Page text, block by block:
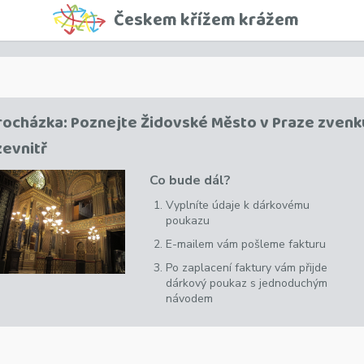
Českem křížem krážem
Poznejte Židovské Město v Praze
Co bude dál?
Vyplníte údaje k dárkovému
poukazu
E-mailem vám pošleme fakturu
Po zaplacení faktury vám přijde
dárkový poukaz s jednoduchým
návodem